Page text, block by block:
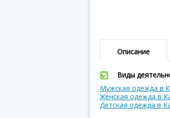
Описание
Виды
Мужская одежда в
Женская одежда в
Детская одежда в